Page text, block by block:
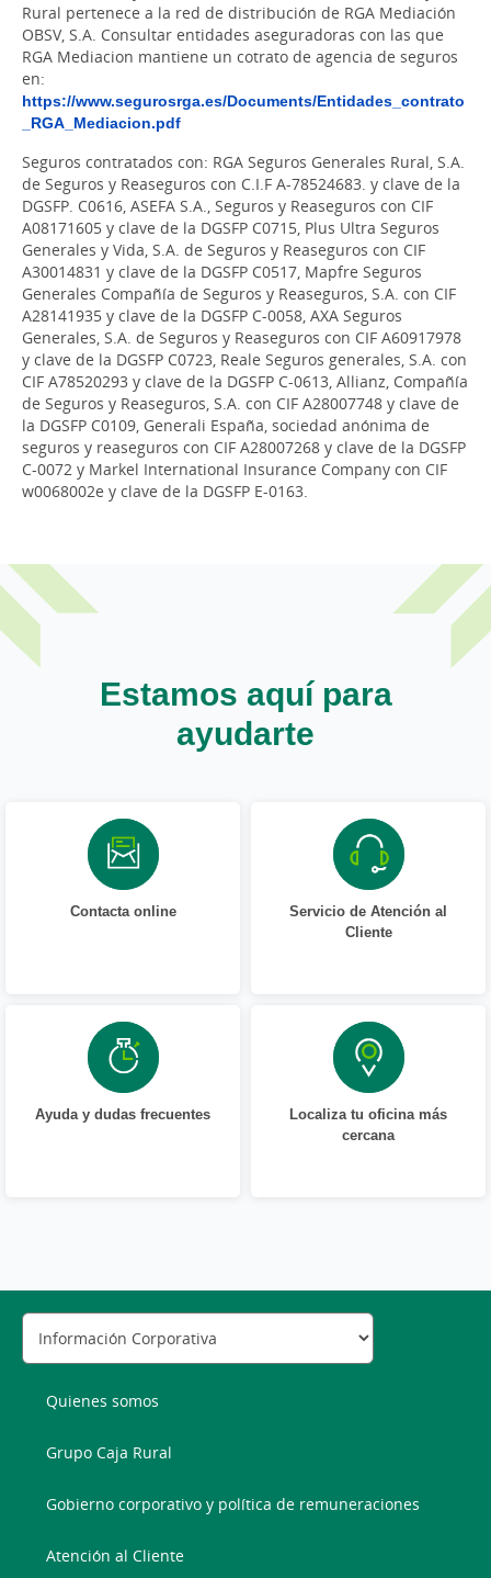
Rural pertenece a la red de distribución de RGA Mediación
OBSV, S.A. Consultar entidades aseguradoras con las que
RGA Mediacion mantiene un cotrato de agencia de seguros
en:
https://www.segurosrga.es/Documents/Entidades_contrato
_RGA_Mediacion.pdf
Seguros contratados con: RGA Seguros Generales Rural, S.A.
de Seguros y Reaseguros con C.I.F A-78524683. y clave de la
DGSFP. C0616, ASEFA S.A., Seguros y Reaseguros con CIF
A08171605 y clave de la DGSFP C0715, Plus Ultra Seguros
Generales y Vida, S.A. de Seguros y Reaseguros con CIF
A30014831 y clave de la DGSFP C0517, Mapfre Seguros
Generales Compañía de Seguros y Reaseguros, S.A. con CIF
A28141935 y clave de la DGSFP C-0058, AXA Seguros
Generales, S.A. de Seguros y Reaseguros con CIF A60917978
y clave de la DGSFP C0723, Reale Seguros generales, S.A. con
CIF A78520293 y clave de la DGSFP C-0613, Allianz, Compañía
de Seguros y Reaseguros, S.A. con CIF A28007748 y clave de
la DGSFP C0109, Generali España, sociedad anónima de
seguros y reaseguros con CIF A28007268 y clave de la DGSFP
C-0072 y Markel International Insurance Company con CIF
w0068002e y clave de la DGSFP E-0163.
Estamos aquí para
ayudarte
Contacta online
Servicio de Atención al
Cliente
Ayuda y dudas frecuentes
Localiza tu oficina más
cercana
Quienes somos
Grupo Caja Rural
Gobierno corporativo y política de remuneraciones
Atención al Cliente